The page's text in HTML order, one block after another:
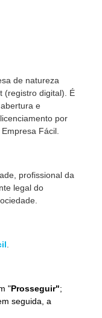
de natureza
(registro digital). É
e
por
Fácil.
profissional da
legal do
"Prosseguir";
seguida, a